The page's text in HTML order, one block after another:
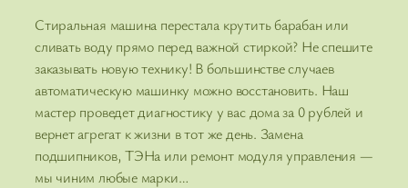
Стиральная машина перестала крутить барабан или
сливать воду прямо перед важной стиркой? Не спешите
заказывать новую технику! В большинстве случаев
автоматическую машинку можно восстановить. Наш
мастер проведет диагностику у вас дома за 0 рублей и
вернет агрегат к жизни в тот же день. Замена
подшипников, ТЭНа или ремонт модуля управления —
мы чиним любые марки…